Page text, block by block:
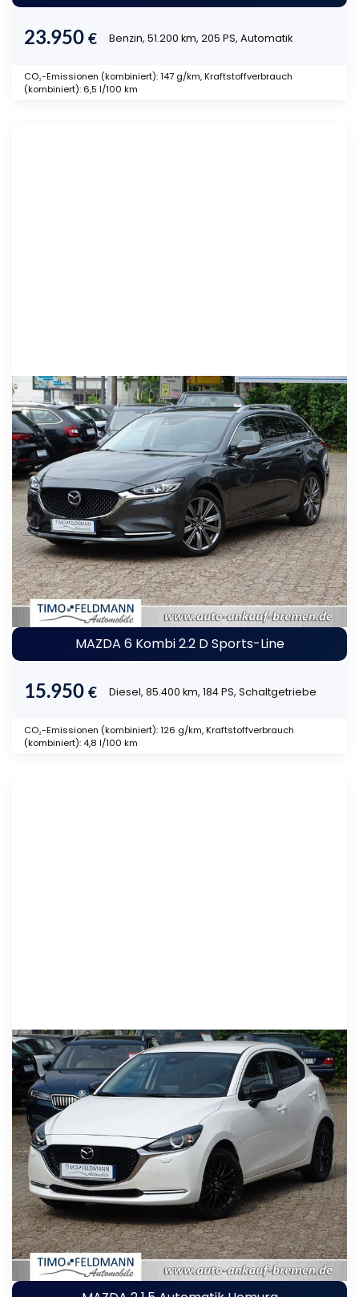
23.950 € Benzin, 51.200 km, 205 PS, Automatik
CO₂-Emissionen (kombiniert): 147 g/km, Kraftstoffverbrauch
(kombiniert): 6,5 l/100 km
MAZDA 6 Kombi 2.2 D Sports-Line
15.950 € Diesel, 85.400 km, 184 PS, Schaltgetriebe
CO₂-Emissionen (kombiniert): 126 g/km, Kraftstoffverbrauch
(kombiniert): 4,8 l/100 km